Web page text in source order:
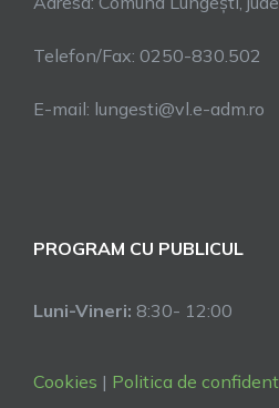
Telefon/Fax: 0250-830.502
E-mail: lungesti@vl.e-adm.ro
PROGRAM CU PUBLICUL
Luni-Vineri: 8:30- 12:00
Cookies | Politica de